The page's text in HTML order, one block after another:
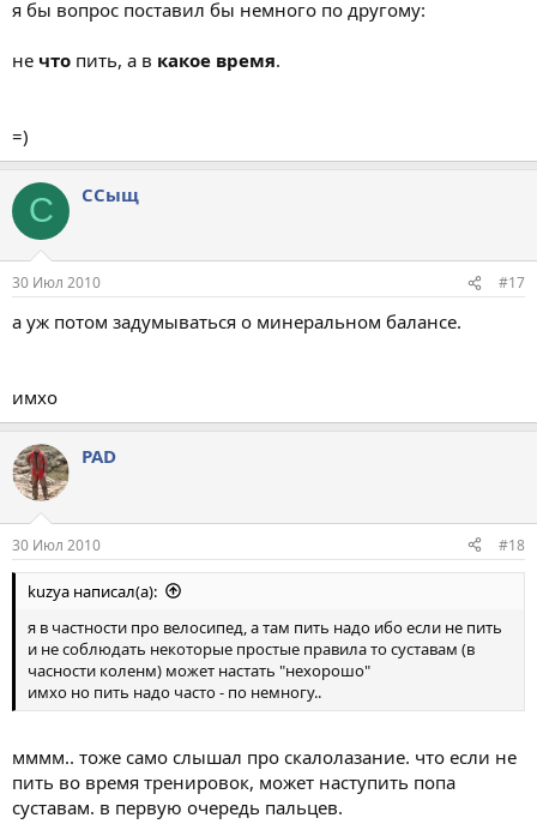
я бы вопрос поставил бы немного по другому:
не что пить, а в какое время.
=)
С ССыщ
30 Июл 2010 #17
а уж потом задумываться о минеральном балансе.
имхо
PAD
30 Июл 2010 #18
kuzya написал(а):
я в частности про велосипед, а там пить надо ибо если не пить
и не соблюдать некоторые простые правила то суставам (в
часности коленм) может настать "нехорошо"
имхо но пить надо часто - по немногу..
мммм.. тоже само слышал про скалолазание. что если не
пить во время тренировок, может наступить попа
суставам. в первую очередь пальцев.